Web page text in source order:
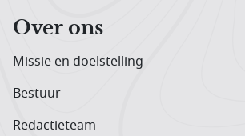
Over ons
Missie en doelstelling
Bestuur
Redactieteam